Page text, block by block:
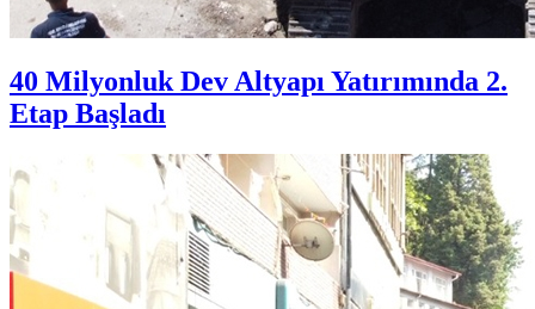
40 Milyonluk Dev Altyapı Yatırımında 2.
Etap Başladı